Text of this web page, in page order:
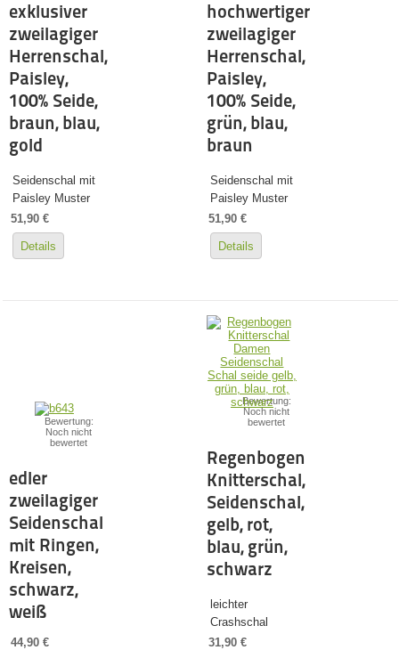
exklusiver
zweilagiger
Herrenschal,
Paisley,
100% Seide,
braun, blau,
gold
Seidenschal mit
Paisley Muster
51,90 €
Details
hochwertiger
zweilagiger
Herrenschal,
Paisley,
100% Seide,
grün, blau,
braun
Seidenschal mit
Paisley Muster
51,90 €
Details
Bewertung:
Noch nicht
bewertet
edler
zweilagiger
Seidenschal
mit Ringen,
Kreisen,
schwarz,
weiß
44,90 €
Bewertung:
Noch nicht
bewertet
Regenbogen
Knitterschal,
Seidenschal,
gelb, rot,
blau, grün,
schwarz
leichter
Crashschal
31,90 €